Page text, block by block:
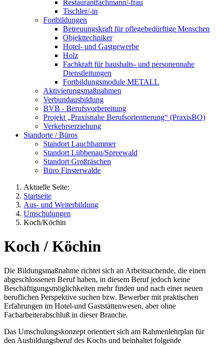
Restaurantfachmann/-frau
Tischler/-in
Fortbildungen
Betreuungskraft für pflegebedürftige Menschen
Objekttechniker
Hotel- und Gastgewerbe
Holz
Fachkraft für haushalts- und personennahe
Dienstleitungen
Fortbildungsmodule METALL
Aktivierungsmaßnahmen
Verbundausbildung
BVB - Berufsvorbereitung
Projekt „Praxisnahe Berufsorientierung“ (PraxisBO)
Verkehrserziehung
Standorte / Büros
Standort Lauchhammer
Standort Lübbenau/Spreewald
Standort Großräschen
Büro Finsterwalde
Aktuelle Seite:
Startseite
Aus- und Weiterbildung
Umschulungen
Koch/Köchin
Koch / Köchin
Die Bildungsmaßnahme richtet sich an Arbeitsuchende, die einen
abgeschlossenen Beruf haben, in diesem Beruf jedoch keine
Beschäftigungsmöglichkeiten mehr finden und nach einer neuen
beruflichen Perspektive suchen bzw. Bewerber mit praktischen
Erfahrungen im Hotel-und Gaststättenwesen, aber ohne
Facharbeiterabschluß in dieser Branche.
Das Umschulungskonzept orientiert sich am Rahmenlehrplan für
den Ausbildungsberuf des Kochs und beinhaltet folgende